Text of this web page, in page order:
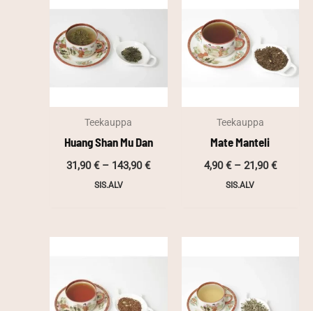
Teekauppa
Huang Shan Mu Dan
31,90€ – 143,90€Hintaluokka:
SIS.ALV
Teekauppa
Mate Manteli
4,90€ – 21,90€
SIS.ALV